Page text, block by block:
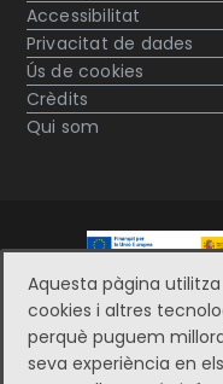
Accessibilitat
Privacitat de dades
Ús de cookies
Crèdits
Qui som
© Tecniber 2019.
Aquesta pàgina utilitza
cookies i altres
perquè puguem
seva experiència en els